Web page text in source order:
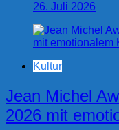
26. Juli 2026
Kultur
Jean Michel
2026 mit